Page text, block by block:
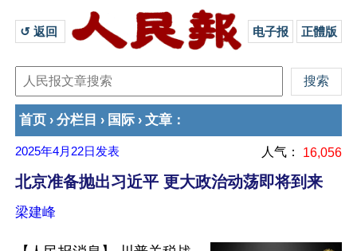
↺ 返回 电子报 正體版
首页 › 分栏目 › 国际 › 文章 ：
2025年4月22日 发表 人气： 16,056
北京准备抛出习近平 更大政治动荡即将到来
梁建峰